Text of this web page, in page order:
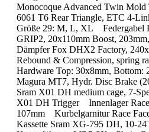
Monocoque Advanced Twin
6061 T6 Rear Triangle, ETC 4-
Größe 29: M, L, XL Federgabel
GRIP2, 20x110mm Boost,
Dämpfer Fox DHX2 Factory,
Rebound & Compression, spring
Hardware Top: 30x8mm,
Magura MT7, Hydr. Disc Brake
Sram X01 DH medium cage, 7-
X01 DH Trigger Innenlager
107mm Kurbelgarnitur Race
Kassette Sram XG-795 DH, 10-